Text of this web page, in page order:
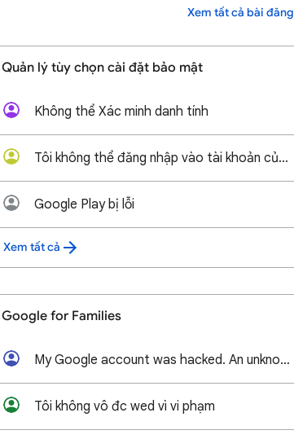
Xem tất cả bài đăng
Quản lý tùy chọn cài đặt bảo mật
Không thể Xác minh danh tính
Tôi không thể đăng nhập vào tài khoản của mình.
Google Play bị lỗi
Xem tất cả
Google for Families
My Google account was hacked. An unknown Family Link parent account is blocking my recovery. Please
Tôi không vô đc wed vì vi phạm